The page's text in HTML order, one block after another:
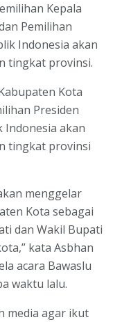
Kepala
Pemilihan
Indonesia akan
tingkat provinsi.
Kota
Presiden
Indonesia akan
tingkat provinsi
menggelar
Kota sebagai
dan Wakil Bupati
kata Asbhan
acara Bawaslu
waktu lalu.
media agar ikut